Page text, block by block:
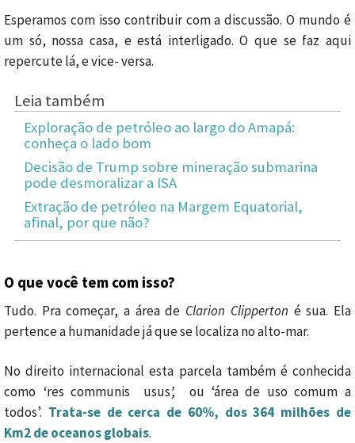
Esperamos com isso contribuir com a discussão. O mundo é
um só, nossa casa, e está interligado. O que se faz aqui
repercute lá, e vice- versa.
Leia também
Exploração de petróleo ao largo do Amapá:
conheça o lado bom
Decisão de Trump sobre mineração submarina
pode desmoralizar a ISA
Extração de petróleo na Margem Equatorial,
afinal, por que não?
O que você tem com isso?
Tudo. Pra começar, a área de Clarion Clipperton é sua. Ela
pertence a humanidade já que se localiza no alto-mar.
No direito internacional esta parcela também é conhecida
como ‘res communis usus’,ou ‘área de uso comum a
todos’. Trata-se de cerca de 60%, dos 364 milhões de
Km2 de oceanos globais.